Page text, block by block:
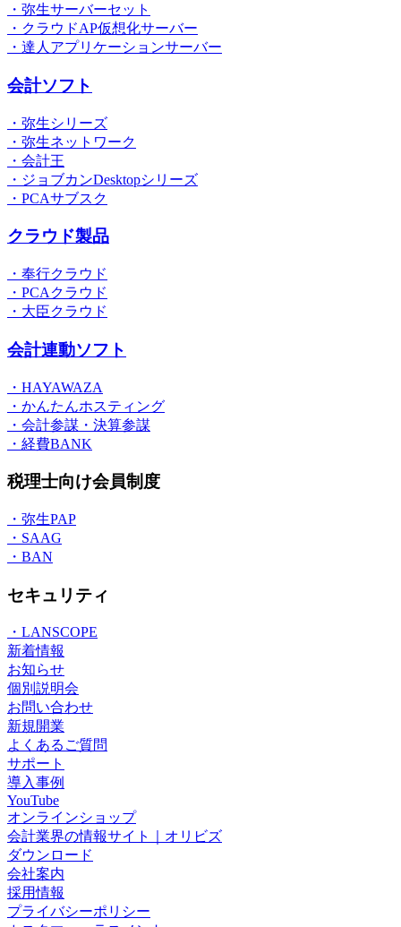
・弥生サーバーセット
・クラウドAP仮想化サーバー
・達人アプリケーションサーバー
会計ソフト
・弥生シリーズ
・弥生ネットワーク
・会計王
・ジョブカンDesktopシリーズ
・PCAサブスク
クラウド製品
・奉行クラウド
・PCAクラウド
・大臣クラウド
会計連動ソフト
・HAYAWAZA
・かんたんホスティング
・会計参謀・決算参謀
・経費BANK
税理士向け会員制度
・弥生PAP
・SAAG
・BAN
セキュリティ
・LANSCOPE
新着情報
お知らせ
個別説明会
お問い合わせ
新規開業
よくあるご質問
サポート
導入事例
YouTube
オンラインショップ
会計業界の情報サイト｜オリビズ
ダウンロード
会社案内
採用情報
プライバシーポリシー